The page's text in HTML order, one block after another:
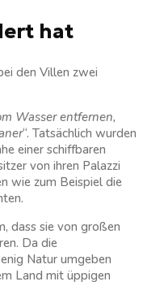
hat
den Villen zwei
Wasser entfernen,
“. Tatsächlich wurden
einer schiffbaren
von ihren Palazzi
wie zum Beispiel die
dass sie von großen
Da die
Natur umgeben
Land mit üppigen